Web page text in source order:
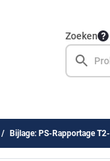
Zoeken
Bijlage: PS-Rapportage